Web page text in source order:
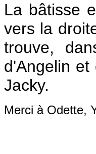
La bâtisse
vers la
trouve,
d'Angelin
Jacky.
Merci à Odette,